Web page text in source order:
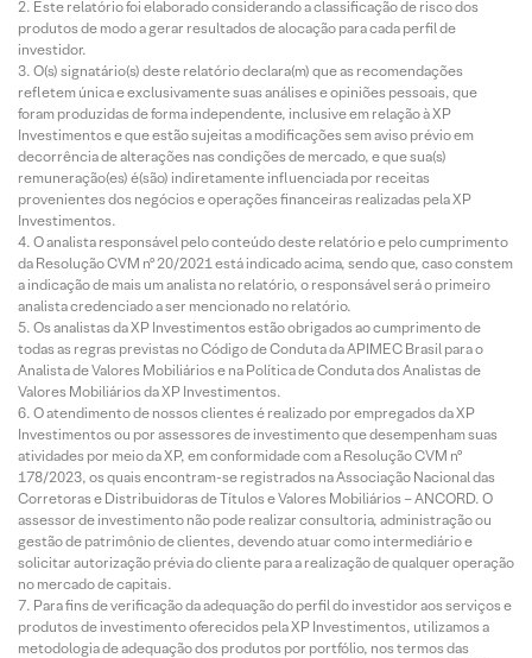
Este relatório foi elaborado considerando a classificação de risco dos
produtos de modo a gerar resultados de alocação para cada perfil de
investidor.
O(s) signatário(s) deste relatório declara(m) que as recomendações
refletem única e exclusivamente suas análises e opiniões pessoais, que
foram produzidas de forma independente, inclusive em relação à XP
Investimentos e que estão sujeitas a modificações sem aviso prévio em
decorrência de alterações nas condições de mercado, e que sua(s)
remuneração(es) é(são) indiretamente influenciada por receitas
provenientes dos negócios e operações financeiras realizadas pela XP
Investimentos.
O analista responsável pelo conteúdo deste relatório e pelo cumprimento
da Resolução CVM nº 20/2021 está indicado acima, sendo que, caso constem
a indicação de mais um analista no relatório, o responsável será o primeiro
analista credenciado a ser mencionado no relatório.
Os analistas da XP Investimentos estão obrigados ao cumprimento de
todas as regras previstas no Código de Conduta da APIMEC Brasil para o
Analista de Valores Mobiliários e na Política de Conduta dos Analistas de
Valores Mobiliários da XP Investimentos.
O atendimento de nossos clientes é realizado por empregados da XP
Investimentos ou por assessores de investimento que desempenham suas
atividades por meio da XP, em conformidade com a Resolução CVM nº
178/2023, os quais encontram-se registrados na Associação Nacional das
Corretoras e Distribuidoras de Títulos e Valores Mobiliários – ANCORD. O
assessor de investimento não pode realizar consultoria, administração ou
gestão de patrimônio de clientes, devendo atuar como intermediário e
solicitar autorização prévia do cliente para a realização de qualquer operação
no mercado de capitais.
Para fins de verificação da adequação do perfil do investidor aos serviços e
produtos de investimento oferecidos pela XP Investimentos, utilizamos a
metodologia de adequação dos produtos por portfólio, nos termos das